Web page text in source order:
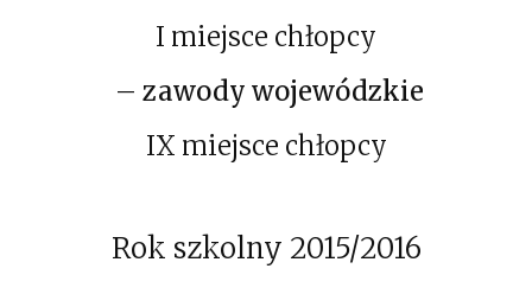
I miejsce chłopcy
– zawody wojewódzkie
IX miejsce chłopcy
Rok szkolny 2015/2016